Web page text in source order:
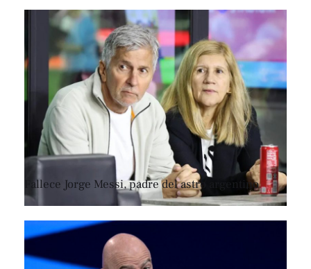
Fallece Jorge Messi, padre del astro argentino